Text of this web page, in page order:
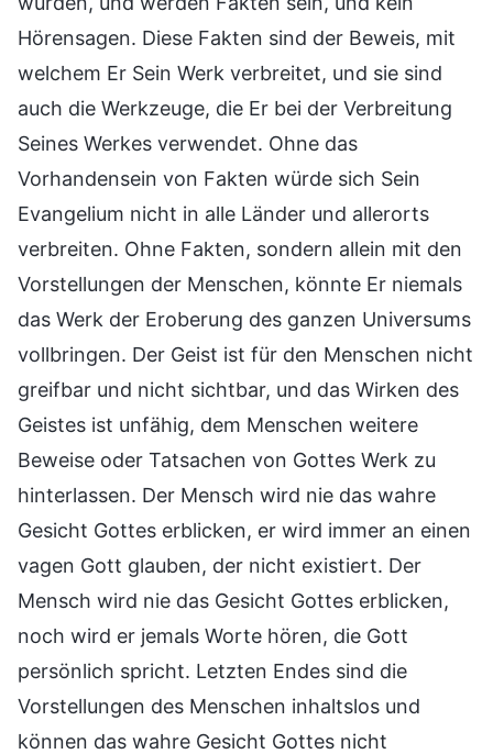
Hörensagen. Diese Fakten sind der Beweis, mit
welchem Er Sein Werk verbreitet, und sie sind
auch die Werkzeuge, die Er bei der Verbreitung
Seines Werkes verwendet. Ohne das
Vorhandensein von Fakten würde sich Sein
Evangelium nicht in alle Länder und allerorts
verbreiten. Ohne Fakten, sondern allein mit den
Vorstellungen der Menschen, könnte Er niemals
das Werk der Eroberung des ganzen Universums
vollbringen. Der Geist ist für den Menschen nicht
greifbar und nicht sichtbar, und das Wirken des
Geistes ist unfähig, dem Menschen weitere
Beweise oder Tatsachen von Gottes Werk zu
hinterlassen. Der Mensch wird nie das wahre
Gesicht Gottes erblicken, er wird immer an einen
vagen Gott glauben, der nicht existiert. Der
Mensch wird nie das Gesicht Gottes erblicken,
noch wird er jemals Worte hören, die Gott
persönlich spricht. Letzten Endes sind die
Vorstellungen des Menschen inhaltslos und
können das wahre Gesicht Gottes nicht